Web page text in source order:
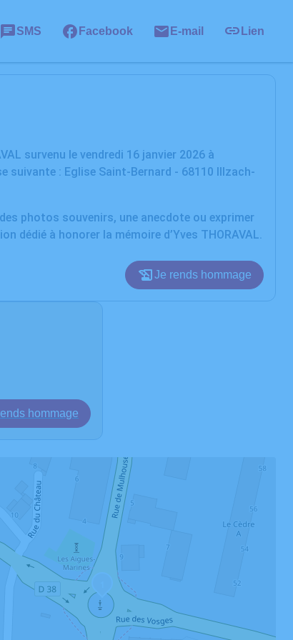
SMS Facebook E-mail Lien
survenu le vendredi 16 janvier 2026 à
suivante : Eglise Saint-Bernard - 68110 Illzach-
photos souvenirs, une anecdote ou exprimer
dédié à honorer la mémoire d’Yves THORAVAL.
Je rends hommage
hommage